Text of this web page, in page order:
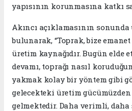
yapısının korunmasına katkı
Akıncı açıklamasının
bulunarak, “Toprak, bize
üretim kaynağıdır. Bugün elde
devamı, toprağı nasıl
yakmak kolay bir yöntem gibi
gelecekteki üretim
gelmektedir. Daha verimli,